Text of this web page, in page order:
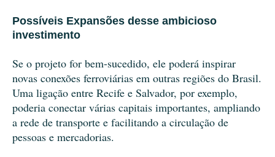
Possíveis Expansões desse ambicioso
investimento
Se o projeto for bem-sucedido, ele poderá inspirar
novas conexões ferroviárias em outras regiões do Brasil.
Uma ligação entre Recife e Salvador, por exemplo,
poderia conectar várias capitais importantes, ampliando
a rede de transporte e facilitando a circulação de
pessoas e mercadorias.